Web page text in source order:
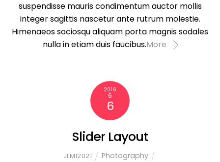
suspendisse mauris condimentum auctor mollis
integer sagittis nascetur ante rutrum molestie.
Himenaeos sociosqu aliquam porta magnis sodales
nulla in etiam duis faucibus.More
2016
6
6
Slider Layout
JLMI2021 Photography